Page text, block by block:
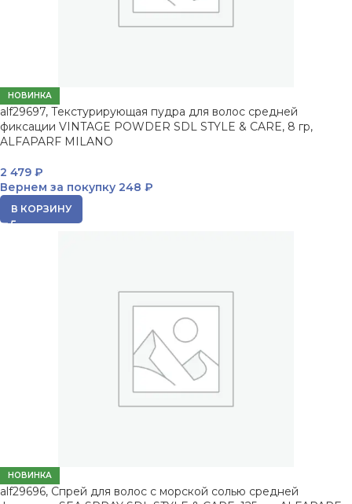
НОВИНКА
alf29697, Текстурирующая пудра для волос средней
фиксации VINTAGE POWDER SDL STYLE & CARE, 8 гр,
ALFAPARF MILANO
2 479 ₽
Вернем за покупку 248 ₽
В КОРЗИНУ
НОВИНКА
alf29696, Спрей для волос с морской солью средней